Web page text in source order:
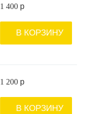
1 400 p
В КОРЗИНУ
1 200 p
В КОРЗИНУ